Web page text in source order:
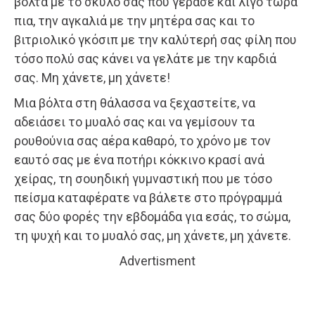
πια, την αγκαλιά με την μητέρα σας και το
βιτριολικό γκόσιπ με την καλύτερή σας φίλη που
τόσο πολύ σας κάνει να γελάτε με την καρδιά
σας. Μη χάνετε, μη χάνετε!
Μια βόλτα στη θάλασσα να ξεχαστείτε, να
αδειάσει το μυαλό σας και να γεμίσουν τα
ρουθούνια σας αέρα καθαρό, το χρόνο με τον
εαυτό σας με ένα ποτήρι κόκκινο κρασί ανά
χείρας, τη σουηδική γυμναστική που με τόσο
πείσμα καταφέρατε να βάλετε στο πρόγραμμά
σας δύο φορές την εβδομάδα για εσάς, το σώμα,
τη ψυχή και το μυαλό σας, μη χάνετε, μη χάνετε.
Advertisment